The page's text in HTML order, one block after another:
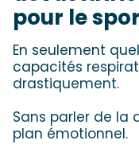
pour le
En seulement
capacités
drastiquement.
Sans parler de la
plan émotionnel.